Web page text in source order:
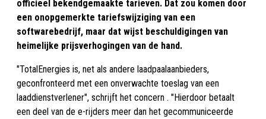
officieel bekendgemaakte tarieven. Dat zou komen door
een onopgemerkte tariefswijziging van een
softwarebedrijf, maar dat wijst beschuldigingen van
heimelijke prijsverhogingen van de hand.
"TotalEnergies is, net als andere laadpaalaanbieders,
geconfronteerd met een onverwachte toeslag van een
laaddienstverlener", schrijft het concern . "Hierdoor betaalt
een deel van de e-rijders meer dan het gecommuniceerde